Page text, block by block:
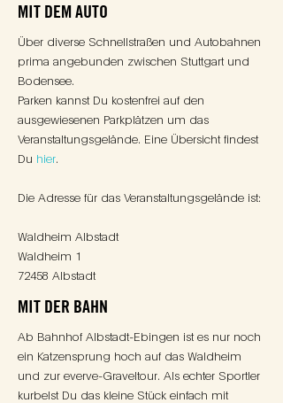
MIT DEM AUTO
Über diverse Schnellstraßen und Autobahnen
prima angebunden zwischen Stuttgart und
Bodensee.
Parken kannst Du kostenfrei auf den
ausgewiesenen Parkplätzen um das
Veranstaltungsgelände. Eine Übersicht findest
Du hier.
Die Adresse für das Veranstaltungsgelände ist:
Waldheim Albstadt
Waldheim 1
72458 Albstadt
MIT DER BAHN
Ab Bahnhof Albstadt-Ebingen ist es nur noch
ein Katzensprung hoch auf das Waldheim
und zur everve-Graveltour. Als echter Sportler
kurbelst Du das kleine Stück einfach mit